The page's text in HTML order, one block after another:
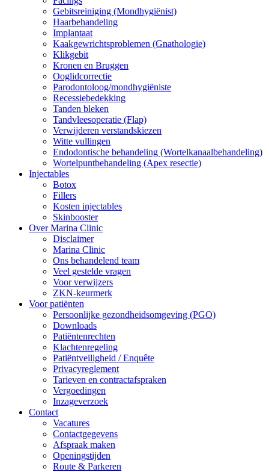
Gebitsreiniging (Mondhygiënist)
Haarbehandeling
Implantaat
Kaakgewrichtsproblemen (Gnathologie)
Klikgebit
Kronen en Bruggen
Ooglidcorrectie
Parodontoloog/mondhygiëniste
Recessiebedekking
Tanden bleken
Tandvleesoperatie (Flap)
Verwijderen verstandskiezen
Witte vullingen
Endodontische behandeling (Wortelkanaalbehandeling)
Wortelpuntbehandeling (Apex resectie)
Injectables
Botox
Fillers
Kosten injectables
Skinbooster
Over Marina Clinic
Disclaimer
Marina Clinic
Ons behandelend team
Veel gestelde vragen
Voor verwijzers
ZKN-keurmerk
Voor patiënten
Persoonlijke gezondheidsomgeving (PGO)
Downloads
Patiëntenrechten
Klachtenregeling
Patiëntveiligheid / Enquête
Privacyreglement
Tarieven en contractafspraken
Vergoedingen
Inzageverzoek
Contact
Vacatures
Contactgegevens
Afspraak maken
Openingstijden
Route & Parkeren